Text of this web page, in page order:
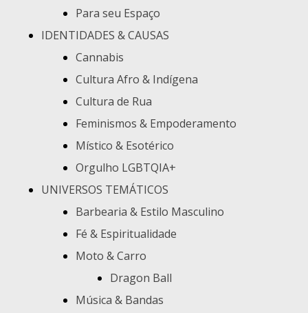
Para seu Espaço
IDENTIDADES & CAUSAS
Cannabis
Cultura Afro & Indígena
Cultura de Rua
Feminismos & Empoderamento
Místico & Esotérico
Orgulho LGBTQIA+
UNIVERSOS TEMÁTICOS
Barbearia & Estilo Masculino
Fé & Espiritualidade
Moto & Carro
Dragon Ball
Música & Bandas